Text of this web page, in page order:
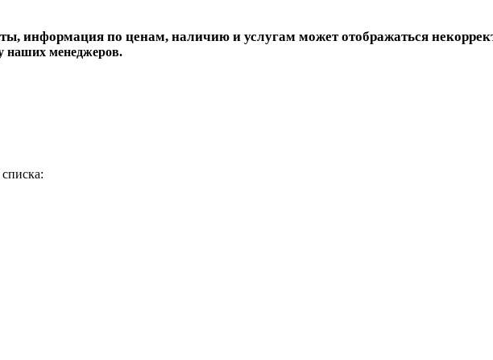
информация по ценам, наличию и услугам может отображаться
наших менеджеров.